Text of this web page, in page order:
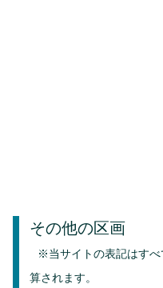
その他の区画
※当サイトの表記はす
算されます。